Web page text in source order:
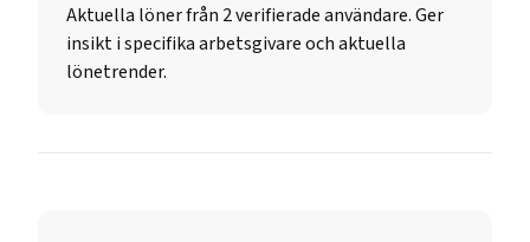
Aktuella löner från 2 verifierade användare. Ger
insikt i specifika arbetsgivare och aktuella
lönetrender.